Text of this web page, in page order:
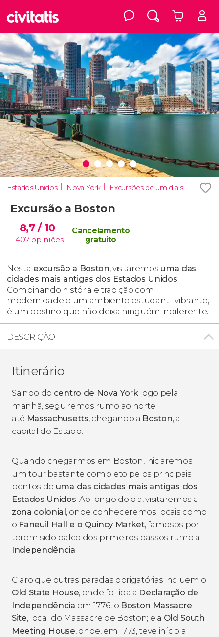
Estados Unidos Nova York Excursões de um dia saindo de Nova York
Excursão a Boston
8,7/ 10
1.407 opiniões
Cancelamento
gratuito
Nesta excursão a Boston, visitaremos uma das
cidades mais antigas dos Estados Unidos.
Combinando história e tradição com
modernidade e um ambiente estudantil vibrante,
é um destino que não deixa ninguém indiferente.
DESCRIÇÃO
Itinerário
Saindo do centro de Nova York logo pela
manhã, seguiremos rumo ao norte
até Massachusetts, chegando a Boston, a
capital do Estado.
Quando chegarmos em Boston, iniciaremos
um tour bastante completo pelos principais
pontos de uma das cidades mais antigas dos
Estados Unidos. Ao longo do dia, visitaremos a
zona colonial, onde conheceremos locais como
o Faneuil Hall e o Quincy Market, famosos por
terem sido palco dos primeiros passos rumo à
Independência.
Claro que outras paradas obrigatórias incluem o
Old State House, onde foi lida a Declaração de
Independência em 1776; o Boston Massacre
Site, local do Massacre de Boston; e a Old South
Meeting House, onde, em 1773, teve início a